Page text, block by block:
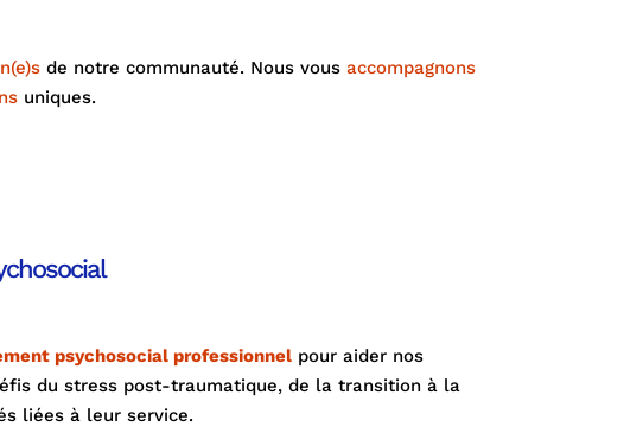
de notre communauté. Nous vousaccompagnons
uniques.
psychosocial professionnel pour aider nos
du stress post-traumatique, de la transition à la
liées à leur service.